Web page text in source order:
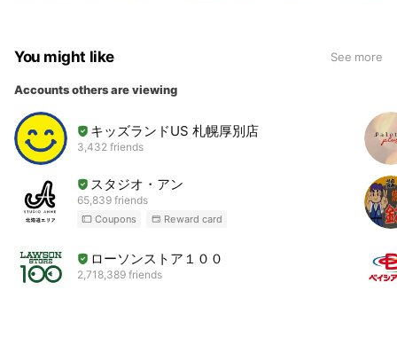
You might like See more
Accounts others are viewing
キッズランドUS 札幌厚別店
3,432 friends
スタジオ・アン
65,839 friends
Coupons Reward card
ローソンストア１００
2,718,389 friends